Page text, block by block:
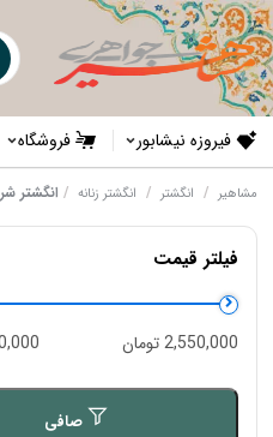
فیروزه نیشابور فروشگاه
مشاهیر / انگشتر / انگشتر زنانه / انگشتر
فیلتر قیمت
حداقل
قیمت
حداكثر
قيمت
صافی
2,550,000 تومان